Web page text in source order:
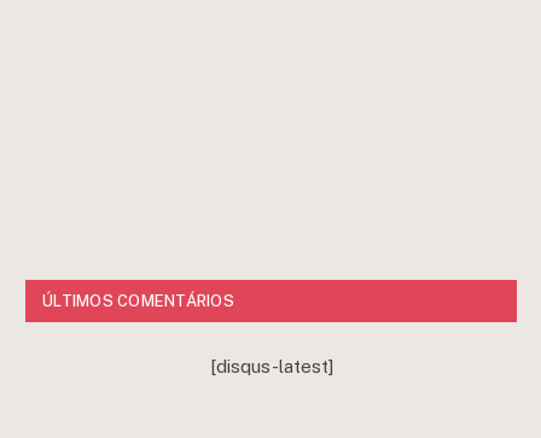
ÚLTIMOS COMENTÁRIOS
[disqus-latest]